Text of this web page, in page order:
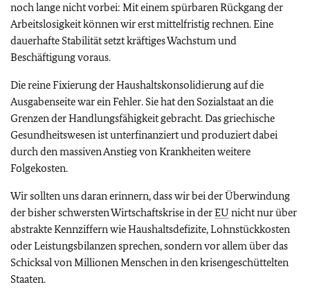
noch lange nicht vorbei: Mit einem spürbaren Rückgang der
Arbeitslosigkeit können wir erst mittelfristig rechnen. Eine
dauerhafte Stabilität setzt kräftiges Wachstum und
Beschäftigung voraus.
Die reine Fixierung der Haushaltskonsolidierung auf die
Ausgabenseite war ein Fehler. Sie hat den Sozialstaat an die
Grenzen der Handlungsfähigkeit gebracht. Das griechische
Gesundheitswesen ist unterfinanziert und produziert dabei
durch den massiven Anstieg von Krankheiten weitere
Folgekosten.
Wir sollten uns daran erinnern, dass wir bei der Überwindung
der bisher schwersten Wirtschaftskrise in derEU nicht nur über
abstrakte Kennziffern wie Haushaltsdefizite, Lohnstückkosten
oder Leistungsbilanzen sprechen, sondern vor allem über das
Schicksal von Millionen Menschen in den krisengeschüttelten
Staaten.